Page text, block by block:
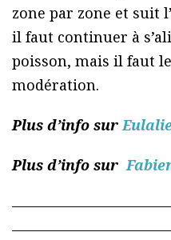
zone par zone et suit
il faut continuer à
poisson, mais il faut
modération.
Plus d’info sur
Plus d’info sur